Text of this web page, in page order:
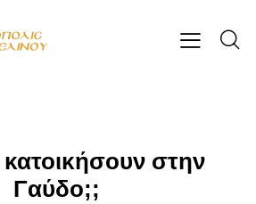
κατοικήσουν στην
Γαύδο;;